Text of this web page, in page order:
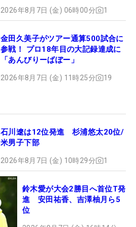
2026年8月7日 (金) 06時00分 1
金田久美子がツアー通算500試合に
参戦！ プロ18年目の大記録達成に
「あんびりーばぼー」
2026年8月7日 (金) 11時25分 19
石川遼は12位発進 杉浦悠太20位/
米男子下部
2026年8月7日 (金) 10時29分 1
鈴木愛が大会2勝目へ首位T発
進 安田祐香、吉澤柚月ら5
位